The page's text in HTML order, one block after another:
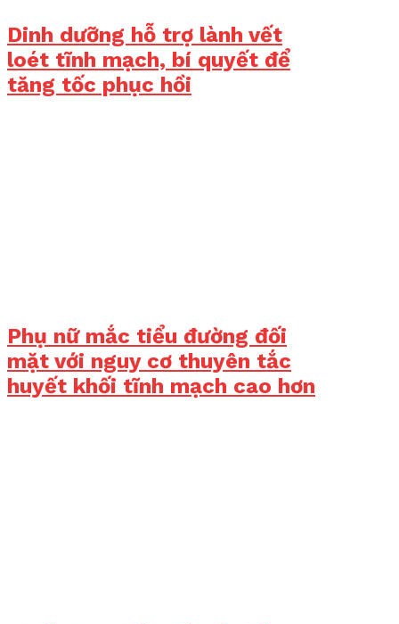
Dinh dưỡng hỗ trợ lành vết
loét tĩnh mạch, bí quyết để
tăng tốc phục hồi
Phụ nữ mắc tiểu đường đối
mặt với nguy cơ thuyên tắc
huyết khối tĩnh mạch cao hơn